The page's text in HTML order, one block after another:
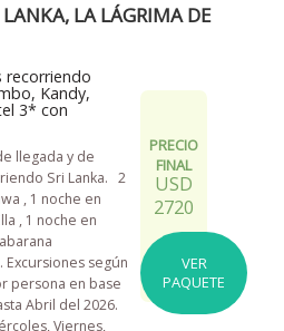
LA LÁGRIMA DE
recorriendo
Kandy,
3* con
llegada y de
Sri Lanka. 2
, 1 noche en
, 1 noche en
. Excursiones según
persona en base
Abril del 2026.
Viernes,
PRECIO
FINAL
USD
2720
VER
PAQUETE